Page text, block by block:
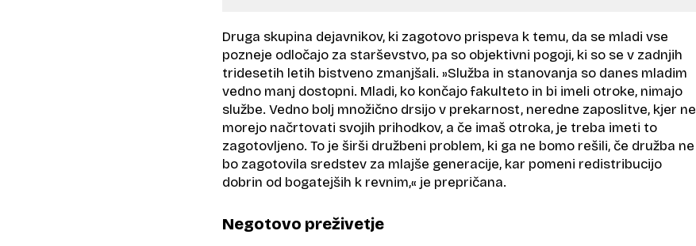
Druga skupina dejavnikov, ki zagotovo prispeva k temu, da se mladi vse
pozneje odločajo za starševstvo, pa so objektivni pogoji, ki so se v zadnjih
tridesetih letih bistveno zmanjšali. »Služba in stanovanja so danes mladim
vedno manj dostopni. Mladi, ko končajo fakulteto in bi imeli otroke, nimajo
službe. Vedno bolj množično drsijo v prekarnost, neredne zaposlitve, kjer ne
morejo načrtovati svojih prihodkov, a če imaš otroka, je treba imeti to
zagotovljeno. To je širši družbeni problem, ki ga ne bomo rešili, če družba ne
bo zagotovila sredstev za mlajše generacije, kar pomeni redistribucijo
dobrin od bogatejših k revnim,« je prepričana.
Negotovo preživetje